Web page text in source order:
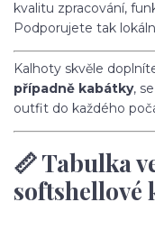
kvalitu zpracování,
Podporujete tak
Kalhoty skvěle
případně kabátky,
outfit do každého
📏 Tabulka
softshellové